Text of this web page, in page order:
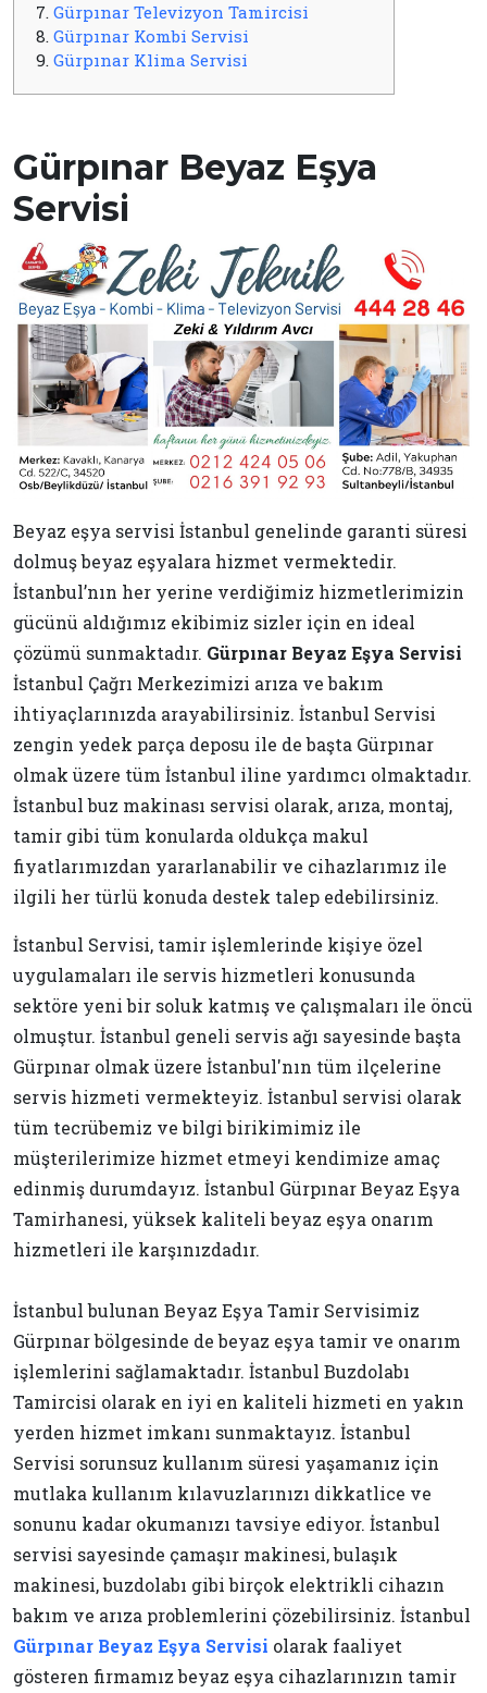
7. Gürpınar Televizyon Tamircisi
8. Gürpınar Kombi Servisi
9. Gürpınar Klima Servisi
Gürpınar Beyaz Eşya
Servisi
Beyaz eşya servisi İstanbul genelinde garanti süresi
dolmuş beyaz eşyalara hizmet vermektedir.
İstanbul’nın her yerine verdiğimiz hizmetlerimizin
gücünü aldığımız ekibimiz sizler için en ideal
çözümü sunmaktadır. Gürpınar Beyaz Eşya Servisi
İstanbul Çağrı Merkezimizi arıza ve bakım
ihtiyaçlarınızda arayabilirsiniz. İstanbul Servisi
zengin yedek parça deposu ile de başta Gürpınar
olmak üzere tüm İstanbul iline yardımcı olmaktadır.
İstanbul buz makinası servisi olarak, arıza, montaj,
tamir gibi tüm konularda oldukça makul
fiyatlarımızdan yararlanabilir ve cihazlarımız ile
ilgili her türlü konuda destek talep edebilirsiniz.
İstanbul Servisi, tamir işlemlerinde kişiye özel
uygulamaları ile servis hizmetleri konusunda
sektöre yeni bir soluk katmış ve çalışmaları ile öncü
olmuştur. İstanbul geneli servis ağı sayesinde başta
Gürpınar olmak üzere İstanbul'nın tüm ilçelerine
servis hizmeti vermekteyiz. İstanbul servisi olarak
tüm tecrübemiz ve bilgi birikimimiz ile
müşterilerimize hizmet etmeyi kendimize amaç
edinmiş durumdayız. İstanbul Gürpınar Beyaz Eşya
Tamirhanesi, yüksek kaliteli beyaz eşya onarım
hizmetleri ile karşınızdadır.
İstanbul bulunan Beyaz Eşya Tamir Servisimiz
Gürpınar bölgesinde de beyaz eşya tamir ve onarım
işlemlerini sağlamaktadır. İstanbul Buzdolabı
Tamircisi olarak en iyi en kaliteli hizmeti en yakın
yerden hizmet imkanı sunmaktayız. İstanbul
Servisi sorunsuz kullanım süresi yaşamanız için
mutlaka kullanım kılavuzlarınızı dikkatlice ve
sonunu kadar okumanızı tavsiye ediyor. İstanbul
servisi sayesinde çamaşır makinesi, bulaşık
makinesi, buzdolabı gibi birçok elektrikli cihazın
bakım ve arıza problemlerini çözebilirsiniz. İstanbul
Gürpınar Beyaz Eşya Servisi olarak faaliyet
gösteren firmamız beyaz eşya cihazlarınızın tamir